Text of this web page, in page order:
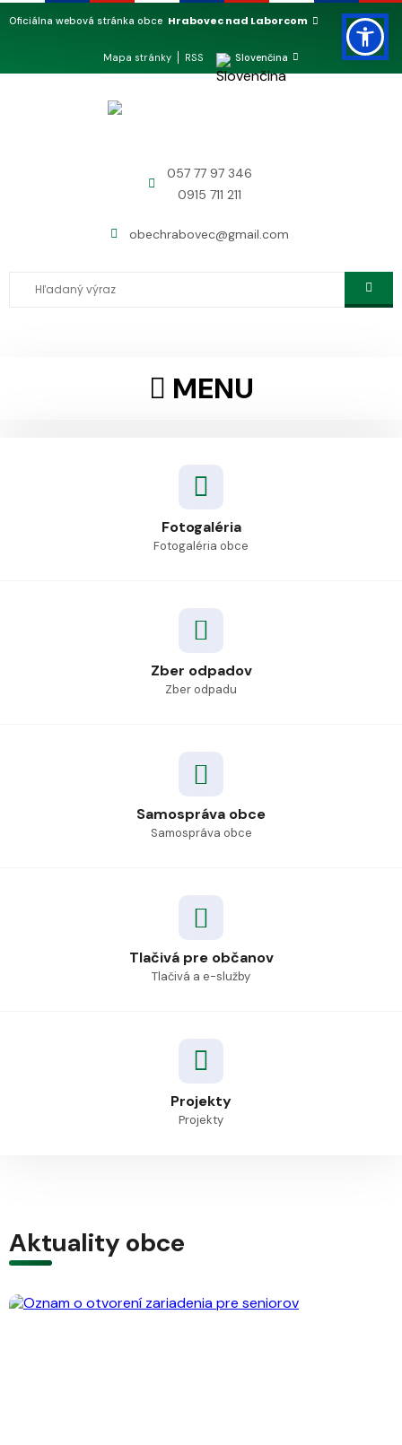
Oficiálna webová stránka obce Hrabovec nad Laborcom
Mapa stránky RSS Slovenčina
057 77 97 346
0915 711 211
obechrabovec@gmail.com
MENU
Fotogaléria
Fotogaléria obce
Zber odpadov
Zber odpadu
Samospráva obce
Samospráva obce
Tlačivá pre občanov
Tlačivá a e-služby
Projekty
Projekty
Aktuality obce